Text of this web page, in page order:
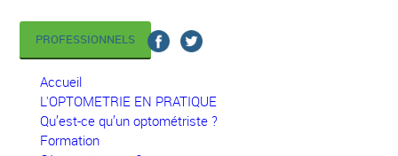
PROFESSIONNELS
Accueil
L'OPTOMETRIE EN PRATIQUE
Qu’est-ce qu’un optométriste ?
Formation